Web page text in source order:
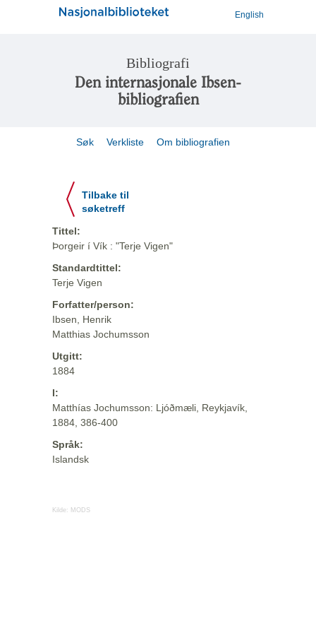
English
Bibliografi
Den internasjonale Ibsen-
bibliografien
Søk Verkliste Om bibliografien
Tilbake til
søketreff
Tittel:
Þorgeir í Vík : "Terje Vigen"
Standardtittel:
Terje Vigen
Forfatter/person:
Ibsen, Henrik
Matthias Jochumsson
Utgitt:
1884
I:
Matthías Jochumsson: Ljóðmæli, Reykjavík,
1884, 386-400
Språk:
Islandsk
Kilde: MODS